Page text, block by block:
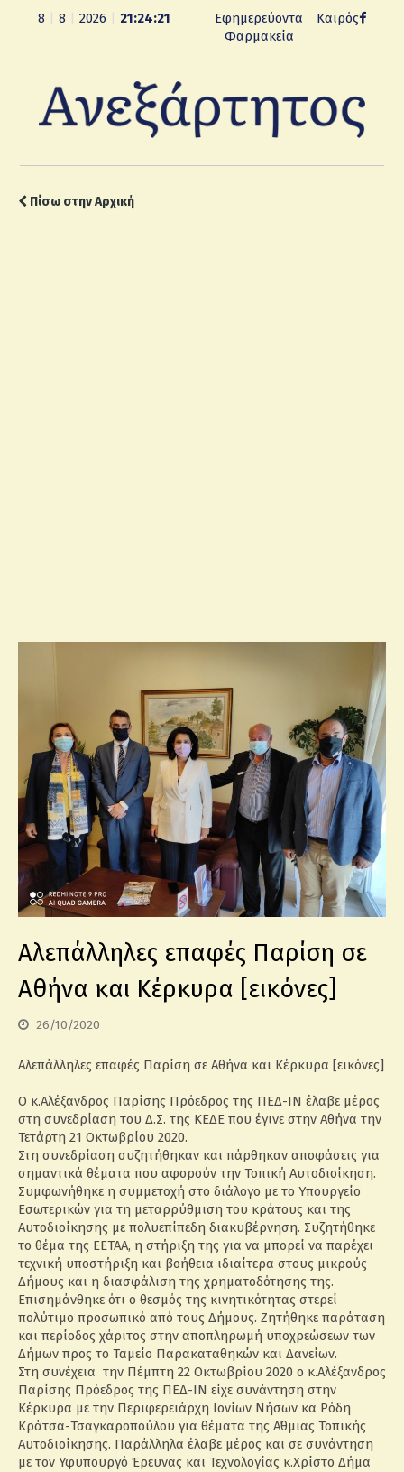
8 8 2026 21:24:22
Εφημερεύοντα
Φαρμακεία
Καιρός
Πίσω στην Αρχική
Αλεπάλληλες επαφές Παρίση σε
Αθήνα και Κέρκυρα [εικόνες]
26/10/2020
Αλεπάλληλες επαφές Παρίση σε Αθήνα και Κέρκυρα [εικόνες]
Ο κ.Αλέξανδρος Παρίσης Πρόεδρος της ΠΕΔ-ΙΝ έλαβε μέρος
στη συνεδρίαση του Δ.Σ. της ΚΕΔΕ που έγινε στην Αθήνα την
Τετάρτη 21 Οκτωβρίου 2020.
Στη συνεδρίαση συζητήθηκαν και πάρθηκαν αποφάσεις για
σημαντικά θέματα που αφορούν την Τοπική Αυτοδιοίκηση.
Συμφωνήθηκε η συμμετοχή στο διάλογο με το Υπουργείο
Εσωτερικών για τη μεταρρύθμιση του κράτους και της
Αυτοδιοίκησης με πολυεπίπεδη διακυβέρνηση. Συζητήθηκε
το θέμα της ΕΕΤΑΑ, η στήριξη της για να μπορεί να παρέχει
τεχνική υποστήριξη και βοήθεια ιδιαίτερα στους μικρούς
Δήμους και η διασφάλιση της χρηματοδότησης της.
Επισημάνθηκε ότι ο θεσμός της κινητικότητας στερεί
πολύτιμο προσωπικό από τους Δήμους. Ζητήθηκε παράταση
και περίοδος χάριτος στην αποπληρωμή υποχρεώσεων των
Δήμων προς το Ταμείο Παρακαταθηκών και Δανείων.
Στη συνέχεια την Πέμπτη 22 Οκτωβρίου 2020 ο κ.Αλέξανδρος
Παρίσης Πρόεδρος της ΠΕΔ-ΙΝ είχε συνάντηση στην
Κέρκυρα με την Περιφερειάρχη Ιονίων Νήσων κα Ρόδη
Κράτσα-Τσαγκαροπούλου για θέματα της Α΄θμιας Τοπικής
Αυτοδιοίκησης. Παράλληλα έλαβε μέρος και σε συνάντηση
με τον Υφυπουργό Έρευνας και Τεχνολογίας κ.Χρίστο Δήμα